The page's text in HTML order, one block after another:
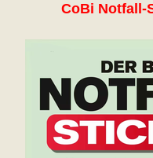
CoBi Notfall-